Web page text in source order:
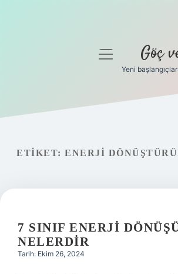
Gizlilik Politikası
menüyü
Göç
Yeni
ETIKET: ENERJI
7 SINIF ENERJI
NELERDIR
Tarih: Ekim 26, 2024